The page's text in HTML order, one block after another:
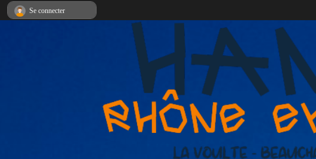
Se connecter
Panneau de gestion des cookies